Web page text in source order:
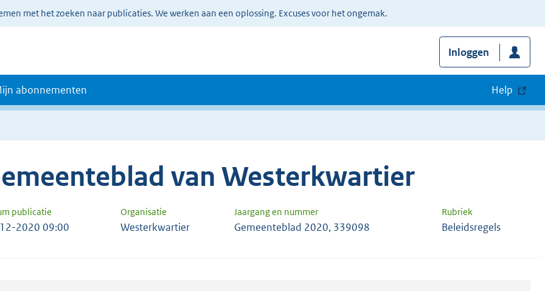
met het zoeken naar publicaties. We werken aan een oplossing. Excuses voor het ongemak.
Inloggen
abonnementen Help
van Westerkwartier
publicatie Organisatie Jaargang en nummer Rubriek
2020 09:00 Westerkwartier Gemeenteblad 2020, 339098 Beleidsregels